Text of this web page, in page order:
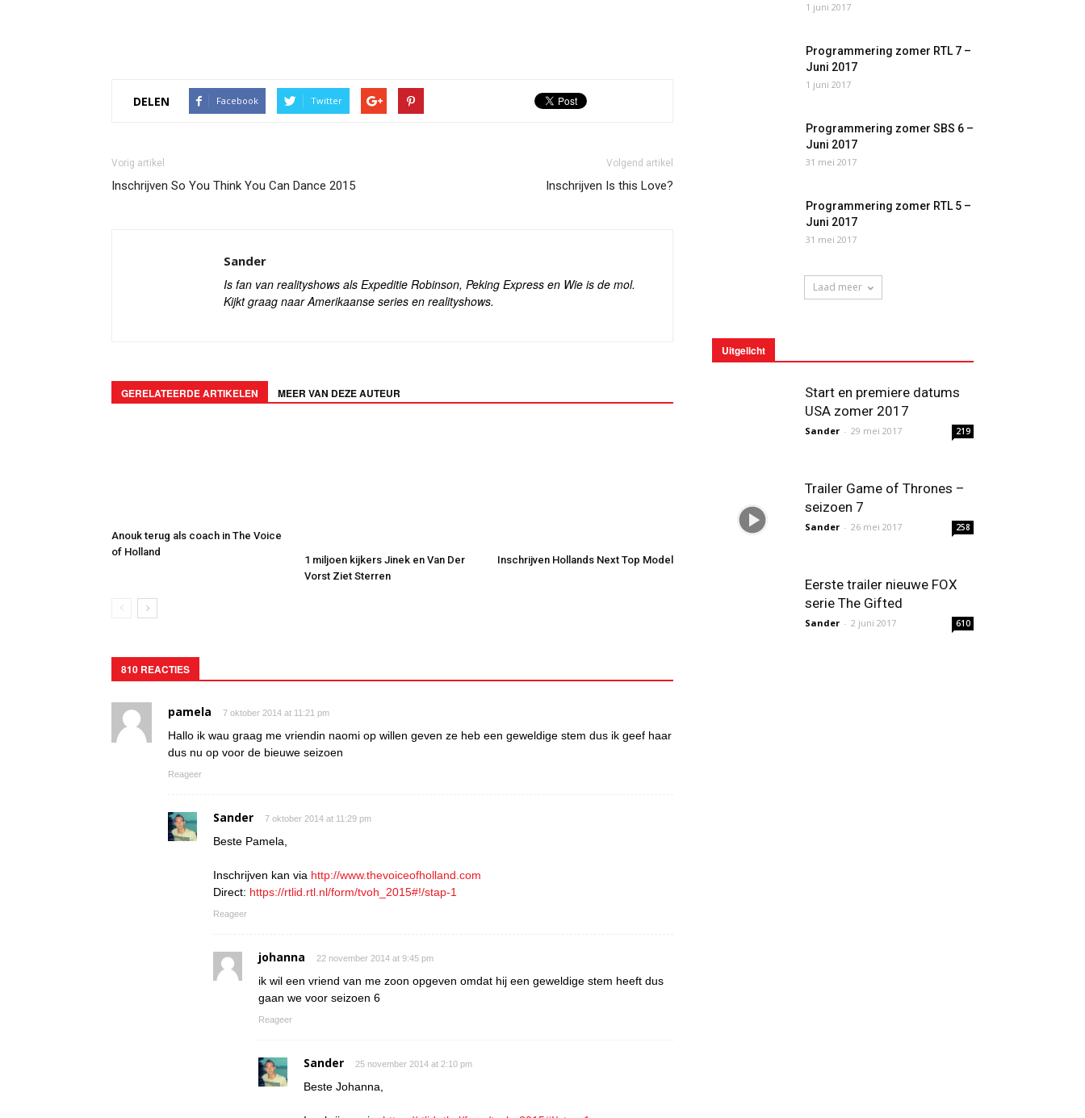
DELEN Facebook Twitter
Vorig artikel
Inschrijven So You Think You Can Dance 2015
Volgend artikel
Inschrijven Is this Love?
Sander
Is fan van realityshows als Expeditie Robinson, Peking Express en Wie is de mol.
Kijkt graag naar Amerikaanse series en realityshows.
GERELATEERDE ARTIKELEN MEER VAN DEZE AUTEUR
Anouk terug als coach in The Voice
of Holland
1 miljoen kijkers Jinek en Van Der
Vorst Ziet Sterren
Inschrijven Hollands Next Top Model
810 REACTIES
pamela 7 oktober 2014 at 11:21 pm
Hallo ik wau graag me vriendin naomi op willen geven ze heb een geweldige stem dus ik geef haar
dus nu op voor de bieuwe seizoen
Reageer
Sander 7 oktober 2014 at 11:29 pm
Beste Pamela,
Inschrijven kan via http://www.thevoiceofholland.com
Direct: https://rtlid.rtl.nl/form/tvoh_2015#!/stap-1
Reageer
johanna 22 november 2014 at 9:45 pm
ik wil een vriend van me zoon opgeven omdat hij een geweldige stem heeft dus
gaan we voor seizoen 6
Reageer
Sander 25 november 2014 at 2:10 pm
Beste Johanna,
1 juni 2017
Programmering zomer RTL 7 –
Juni 2017
1 juni 2017
Programmering zomer SBS 6 –
Juni 2017
31 mei 2017
Programmering zomer RTL 5 –
Juni 2017
31 mei 2017
Laad meer
Uitgelicht
Start en premiere datums
USA zomer 2017
Sander - 29 mei 2017 219
Trailer Game of Thrones –
seizoen 7
Sander - 26 mei 2017 258
Eerste trailer nieuwe FOX
serie The Gifted
Sander - 2 juni 2017 610